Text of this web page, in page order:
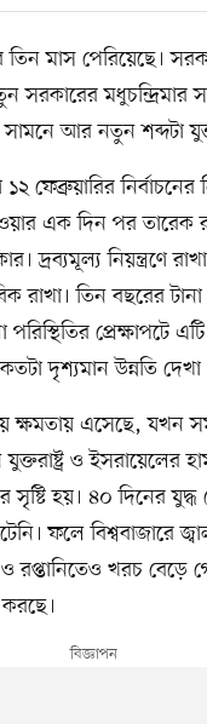
মাস পেরিয়েছে।
সরকারের
সামনে আর নতুন শব্দটা
ফেব্রুয়ারির
এক দিন পর তারেক
দ্রব্যমূল্য নিয়ন্ত্রণে
রাখা। তিন বছরের
প্রেক্ষাপটে এটি
দৃশ্যমান উন্নতি
এসেছে, যখন
ও ইসরায়েলের
সৃষ্টি হয়। ৪০ দিনের
ফলে বিশ্ববাজারে
খরচ বেড়ে